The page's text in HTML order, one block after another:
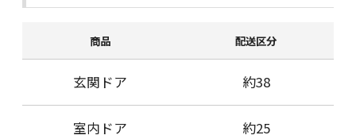
商品 配送区分
玄関ドア 約38
室内ドア 約25